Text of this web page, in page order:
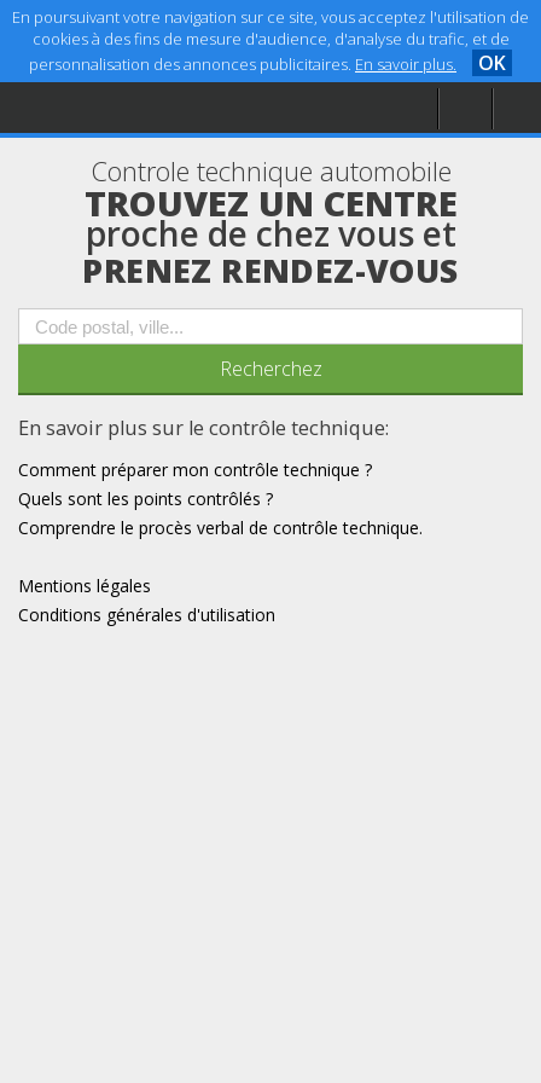
En poursuivant votre navigation sur ce site, vous acceptez l'utilisation de
cookies à des fins de mesure d'audience, d'analyse du trafic, et de
personnalisation des annonces publicitaires. En savoir plus. OK
Accueil
Aide
Mentions légales
Controle technique automobile
TROUVEZ UN CENTRE
proche de chez vous et
PRENEZ RENDEZ-VOUS
En savoir plus sur le contrôle technique:
Comment préparer mon contrôle technique ?
Quels sont les points contrôlés ?
Comprendre le procès verbal de contrôle technique.
Mentions légales
Conditions générales d'utilisation